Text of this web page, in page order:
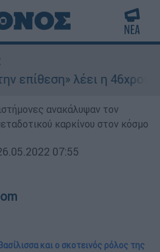
λέει η 46χρονη - Τι
ανακάλυψαν τον
καρκίνου στον κόσμο
07:55
και ο σκοτεινός ρόλος της